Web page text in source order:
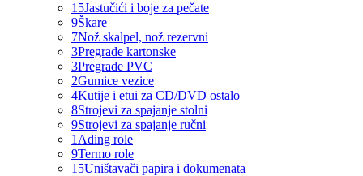
15Jastučići i boje za pečate
9Škare
7Nož skalpel, nož rezervni
3Pregrade kartonske
3Pregrade PVC
2Gumice vezice
4Kutije i etui za CD/DVD ostalo
8Strojevi za spajanje stolni
9Strojevi za spajanje ručni
1 Ading role
9Termo role
15Uništavači papira i dokumenata